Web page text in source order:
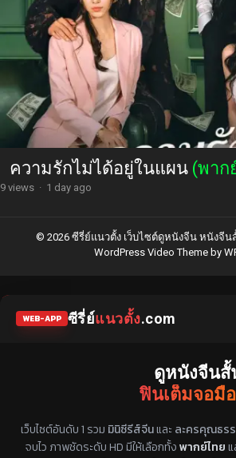
ความรักไม่ได้อยู่ในแผน (พาก
9 views · 1 day ago
© 2026 ซีรี่ย์แนวตั้ง เว็บไซต์ดูหนังจีน หนังจี
WordPress Video Themeby
WEB-APP ซีรี่ย์แนวตั้ง.com
ดูหนังจีนสั้
ฟินเต็มจอมื
เว็บไซต์อันดับ 1 รวม มินิซีรีส์จีนและ ละครคุณธร
จบไว ภาพชัดระดับ HD มีให้เลือกทั้งพากย์ไทยแ